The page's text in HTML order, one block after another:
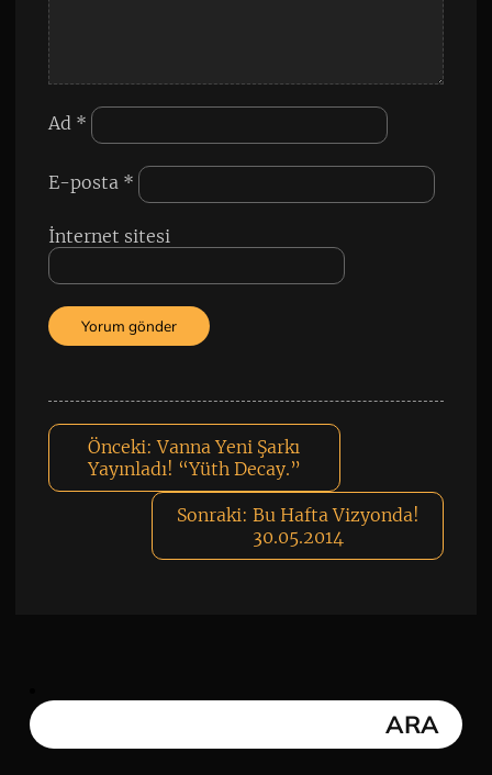
Ad *
E-posta *
İnternet sitesi
Önceki: Vanna Yeni Şarkı
Yayınladı! “Yüth Decay.”
Sonraki: Bu Hafta Vizyonda!
30.05.2014